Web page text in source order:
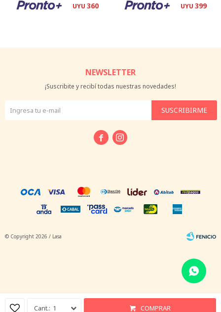
1 COMPRAR
UYU 360 UYU 399
NEWSLETTER
¡Suscribite y recibí todas nuestras novedades!
SUSCRIBIRME
 
© Copyright 2026 / Lasa